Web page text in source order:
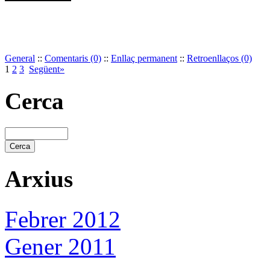
General :: Comentaris (0) :: Enllaç permanent :: Retroenllaços (0)
1 2 3 Següent»
Cerca
Arxius
Febrer 2012
Gener 2011